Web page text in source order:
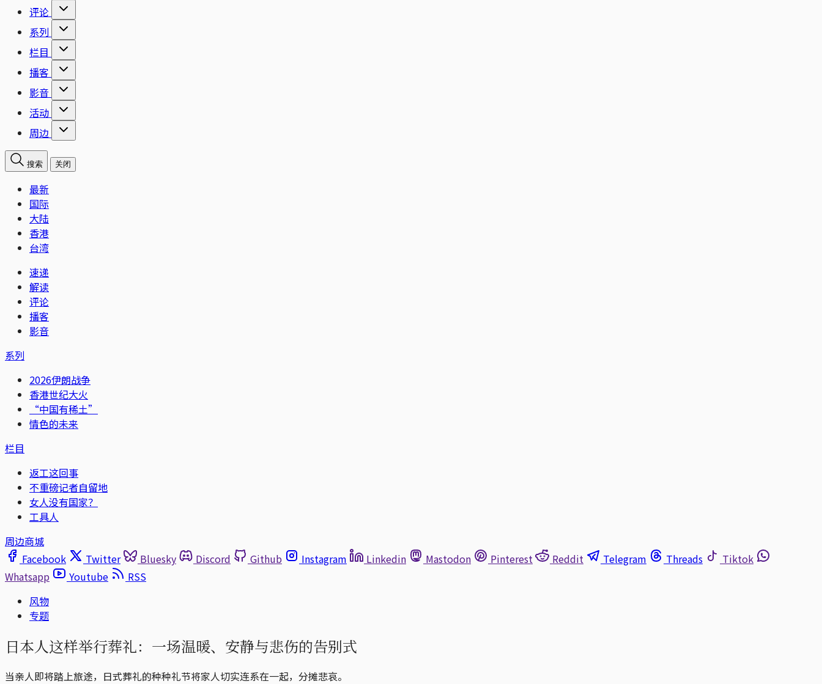
评论
系列
栏目
播客
影音
活动
周边
搜索 关闭
最新
国际
大陆
香港
台湾
速递
解读
评论
播客
影音
系列
2026伊朗战争
香港世纪大火
“中国有稀土”
情色的未来
栏目
返工这回事
不重磅记者自留地
女人没有国家？
工具人
周边商城
Facebook
Twitter Bluesky Discord Github Instagram Linkedin Mastodon Pinterest Reddit Telegram Threads
Tiktok
Whatsapp
Youtube
RSS
风物
专题
日本人这样举行葬礼：一场温暖、安静与悲伤的告别式
当亲人即将踏上旅途，日式葬礼的种种礼节将家人切实连系在一起，分摊悲哀。